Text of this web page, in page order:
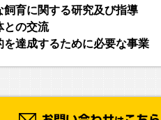
飼育に関する研究及び指導
との交流
を達成するために必要な事業